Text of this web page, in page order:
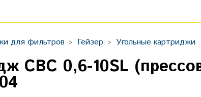
для фильтров Гейзер Угольные картриджи
СВС 0,6-10SL